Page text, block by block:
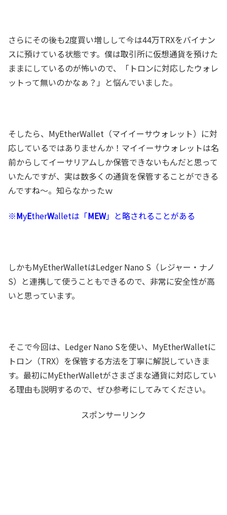
さらにその後も2度買い増しして今は44万TRXをバイナン
スに預けている状態です。僕は取引所に仮想通貨を預けた
ままにしているのが怖いので、「トロンに対応したウォレ
ットって無いのかなぁ？」と悩んでいました。
そしたら、MyEtherWallet（マイイーサウォレット）に対
応しているではありませんか！マイイーサウォレットは名
前からしてイーサリアムしか保管できないもんだと思って
いたんですが、実は数多くの通貨を保管することができる
んですね～。知らなかったｗ
※MyEtherWalletは「MEW」と略されることがある
しかもMyEtherWalletはLedger Nano S（レジャー・ナノ
S）と連携して使うこともできるので、非常に安全性が高
いと思っています。
そこで今回は、Ledger Nano Sを使い、MyEtherWalletに
トロン（TRX）を保管する方法を丁寧に解説していきま
す。最初にMyEtherWalletがさまざまな通貨に対応してい
る理由も説明するので、ぜひ参考にしてみてください。
スポンサーリンク